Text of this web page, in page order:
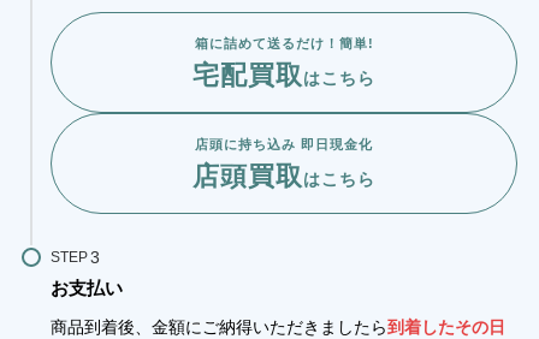
箱に詰めて送るだけ！簡単!
宅配買取はこちら
店頭に持ち込み 即日現金化
店頭買取はこちら
STEP
お支払い
商品到着後、金額にご納得いただきましたら到着したその日